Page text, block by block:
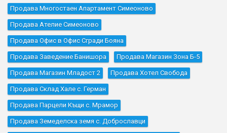
Продава Многостаен Апартамент Симеоново
Продава Ателие Симеоново
Продава Офис в Офис Сгради Бояна
Продава Заведение Банишора Продава Магазин Зона Б-5
Продава Магазин Младост 2 Продава Хотел Свобода
Продава Склад Хале с. Герман
Продава Парцели Къщи с. Мрамор
Продава Земеделска земя с. Доброславци